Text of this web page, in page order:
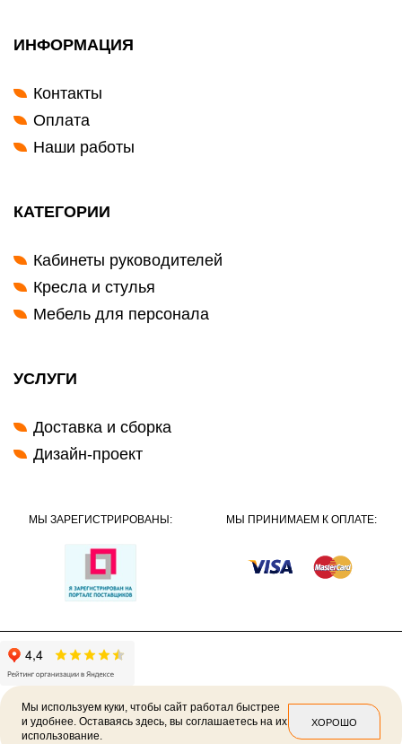
ИНФОРМАЦИЯ
Контакты
Оплата
Наши работы
КАТЕГОРИИ
Кабинеты руководителей
Кресла и стулья
Мебель для персонала
УСЛУГИ
Доставка и сборка
Дизайн-проект
МЫ ЗАРЕГИСТРИРОВАНЫ: МЫ ПРИНИМАЕМ К ОПЛАТЕ:
2026 © Политика конфиденциальности
Мы используем куки, чтобы сайт работал быстрее
и удобнее. Оставаясь здесь, вы соглашаетесь на их
использование.
ХОРОШО